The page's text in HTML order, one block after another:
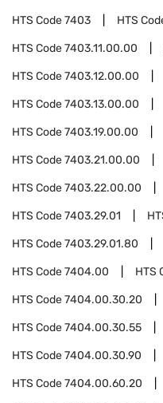
HTS Code7403 HTS
HTS Code7403.11.00.00
HTS Code7403.12.00.00
HTS Code7403.13.00.00
HTS Code7403.19.00.00
HTS Code7403.21.00.00
HTS Code7403.22.00.00
HTS Code7403.29.01
HTS Code7403.29.01.80
HTS Code7404.00 HTS
HTS Code7404.00.30.20
HTS Code7404.00.30.55
HTS Code7404.00.30.90
HTS Code7404.00.60.20